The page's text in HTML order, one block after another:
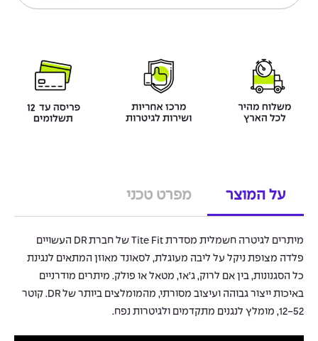
על המוצר מפרט טכני
מיתרים לגיטרה חשמלית מסדרת Tite Fit של חברת DR העשויים
פלדה מצופת ניקל על ליבה מעוגלת, לסאונד מאוזן המתאים לנגינת
כל הסגנונות, בין אם לרוק, ג’אז, מטאל או פולק. מיתרים מודרניים
באיכות ייצור גבוהה ועיצוב מסורתי, מהמומלצים ביותר של DR. קוטר
12-52, מומלץ לנגנים מתקדמים ולגיטרות נפח.